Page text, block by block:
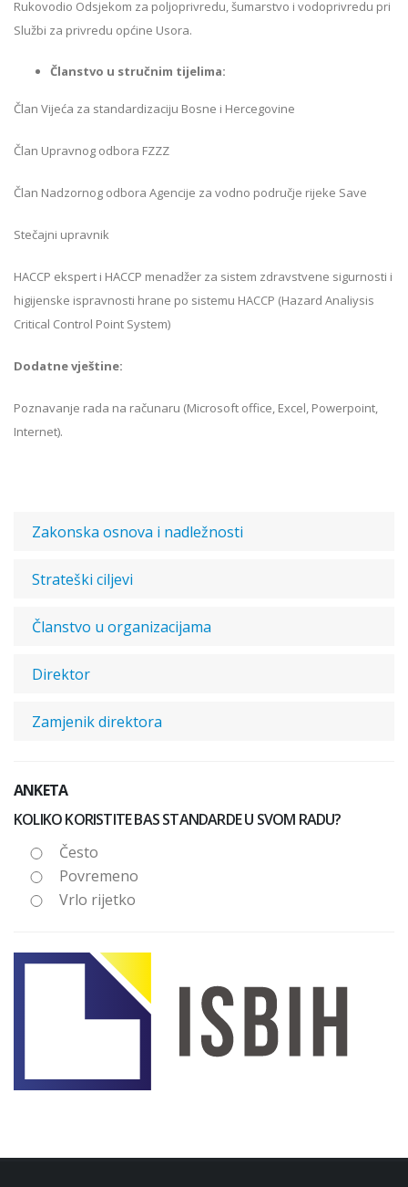
Rukovodio Odsjekom za poljoprivredu, šumarstvo i vodoprivredu pri
Službi za privredu općine Usora.
Članstvo u stručnim tijelima:
Član Vijeća za standardizaciju Bosne i Hercegovine
Član Upravnog odbora FZZZ
Član Nadzornog odbora Agencije za vodno područje rijeke Save
Stečajni upravnik
HACCP ekspert i HACCP menadžer za sistem zdravstvene sigurnosti i
higijenske ispravnosti hrane po sistemu HACCP (Hazard Analiysis
Critical Control Point System)
Dodatne vještine:
Poznavanje rada na računaru (Microsoft office, Excel, Powerpoint,
Internet).
Zakonska osnova i nadležnosti
Strateški ciljevi
Članstvo u organizacijama
Direktor
Zamjenik direktora
ANKETA
KOLIKO KORISTITE BAS STANDARDE U SVOM RADU?
Često
Povremeno
Vrlo rijetko